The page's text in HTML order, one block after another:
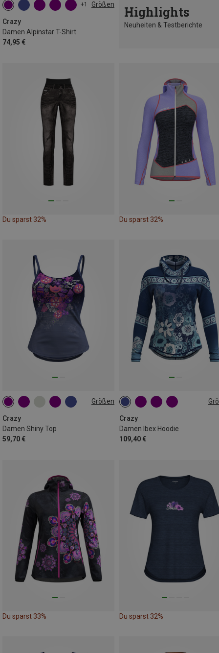
+1 Größen
Crazy
Damen Alpinstar T-Shirt
74,95 €
XS S M Highlights
Neuheiten & Testberichte
Du sparst 32% Du sparst 32%
Größen
Crazy
Damen Shiny Top
59,70 €
S M L
Crazy
Damen Ibex Hoodie
109,40 €
XS S M
Du sparst 33% Du sparst 32%